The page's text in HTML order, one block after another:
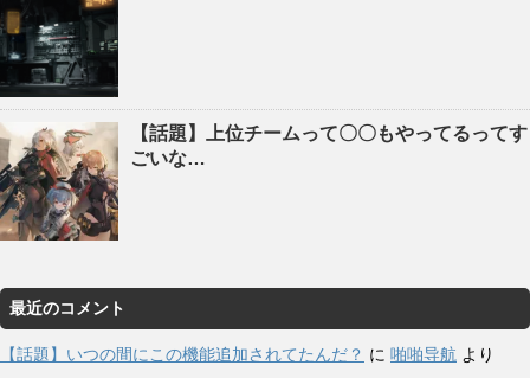
【話題】上位チームって〇〇もやってるってす
ごいな…
最近のコメント
【話題】いつの間にこの機能追加されてたんだ？ に 啪啪导航 より